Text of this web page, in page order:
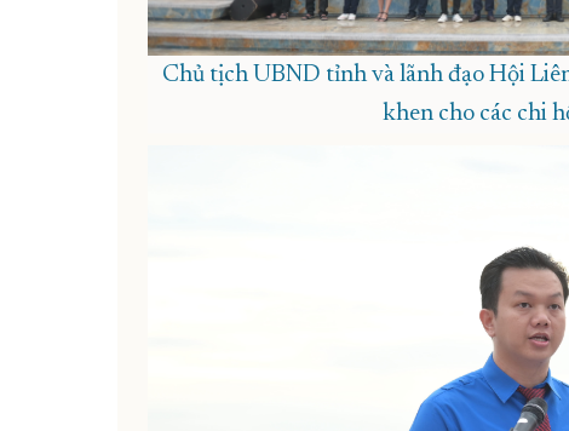
Chủ tịch UBND tỉnh và lãnh đạo Hội
khen cho các chi